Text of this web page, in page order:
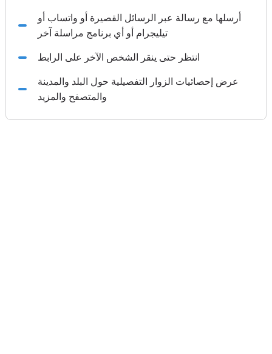
أرسلها مع رسالة عبر الرسائل القصيرة أو واتساب أو
تيليجرام أو أي برنامج مراسلة آخر
انتظر حتى ينقر الشخص الآخر على الرابط
عرض إحصائيات الزوار التفصيلية حول البلد والمدينة
والمتصفح والمزيد